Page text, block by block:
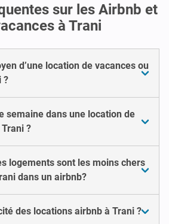
sur les Airbnb et
à Trani
d’une location de vacances ou
?
semaine dans une location de
?
logements sont les moins chers
dans un airbnb?
des locations airbnb à Trani ?